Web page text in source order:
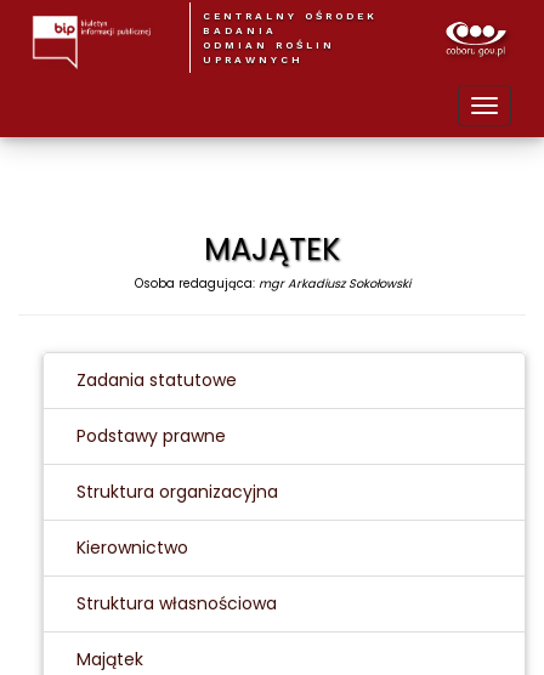
CENTRALNY OŚRODEK
BADANIA
ODMIAN ROŚLIN
UPRAWNYCH
MAJĄTEK
Osoba redagująca: mgr Arkadiusz Sokołowski
Zadania statutowe
Podstawy prawne
Struktura organizacyjna
Kierownictwo
Struktura własnościowa
Majątek